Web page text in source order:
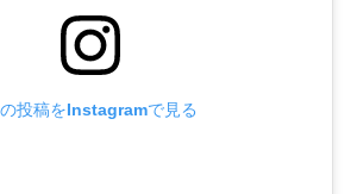
投稿をInstagramで見る